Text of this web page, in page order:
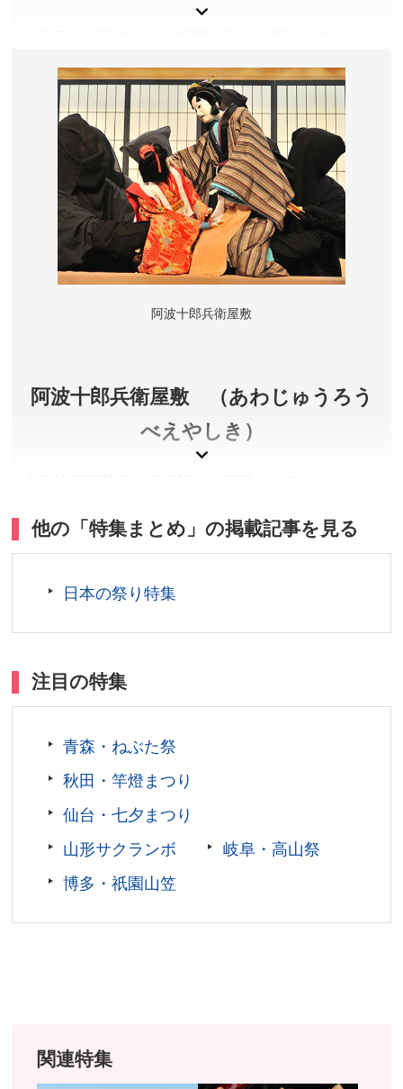
の中から見る渦潮は上から見る渦潮とはまったく違
う景観なので水中とデッキ、両方から眺めてみるの
がオススメです。「大型観潮船わんだーなると」も
運航しています。
徳島県鳴門市
運賃／わんだーなると:大人2,000円、こども(小学
生)1,000円 ※一等(2階)おとな+1,000円、こども(小学
生)は無料ですが、必ず保護者の同伴が必要、アクアエ
ディは46席の小型船ですので、事前予約が必要です。
定休日／無休 ※荒天時など臨時休業あり
観光港」バス停下車すぐ。鳴門北ICより車で約5分。
所在地／徳島県鳴門市鳴門町土佐泊浦字大毛264-1
阿波十郎兵衛屋敷
阿波十郎兵衛屋敷 （あわじゅうろう
べえやしき）
財「阿波人形浄瑠璃」を毎日上演しています。
料金／一般410円、高・大学生310円、小・中学生200
14:00【3〜12月】平日 11:00、14:00・土日祝 11:00、
14:00【8月12日〜8月15日】10:00、11:00、14:00、
16:00
休館日／年末年始(12月31日～1月3日)
アクセス／JR徳島駅前 徳島市営バスターミナル7番のり
ばより川内循環バス(左回り)で約25分「十郎兵衛屋敷」
所在地／徳島県徳島市川内町宮島本浦184
お問い合わせ／088-665-2202
他の「特集まとめ」の掲載記事を見る
日本の祭り特集
注目の特集
青森・ねぶた祭
秋田・竿燈まつり
仙台・七夕まつり
山形サクランボ
岐阜・高山祭
博多・祇園山笠
関連特集